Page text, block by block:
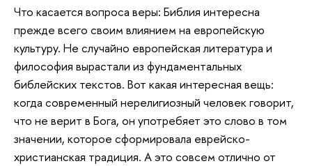
Что касается вопроса веры: Библия интересна
прежде всего своим влиянием на европейскую
культуру. Не случайно европейская литература и
философия вырастали из фундаментальных
библейских текстов. Вот какая интересная вещь:
когда современный нерелигиозный человек говорит,
что не верит в Бога, он употребяет это слово в том
значении, которое сформировала еврейско-
христианская традиция. А это совсем отлично от